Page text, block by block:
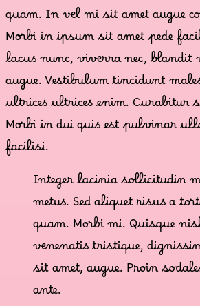
quam. In vel mi sit amet augue
Morbi in ipsum sit amet pede
lacus nunc, viverra nec, blandit
augue. Vestibulum tincidunt
ultrices ultrices enim. Curabitur
Morbi in dui quis est pulvinar
facilisi.
Integer lacinia sollicitudin
metus. Sed aliquet risus a
quam. Morbi mi. Quisque
venenatis tristique,
sit amet, augue. Proin
ante.